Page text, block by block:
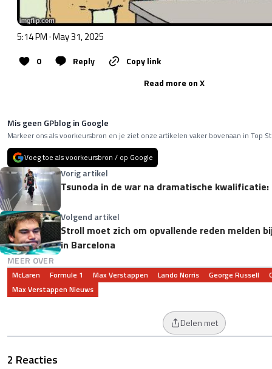
5:14 PM · May 31, 2025
0 Reply
Copy link
Read more on X
Mis geen GPblog in Google
Markeer ons als voorkeursbron en je ziet onze artikelen vaker bovenaan in Top
Voeg toe als voorkeursbron / op Google
Vorig artikel
Tsunoda in de war na dramatische kwalificatie:
Volgend artikel
Stroll moet zich om opvallende reden melden
in Barcelona
MEER OVER
McLaren Formule 1 Max Verstappen Lando Norris George Russell
Max Verstappen Nieuws
Delen met
2 Reacties